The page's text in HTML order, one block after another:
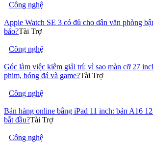
Công nghệ
Apple Watch SE 3 có đủ cho dân văn phòng
báo?Tài Trợ
Công nghệ
Góc làm việc kiêm giải trí: vì sao màn cỡ 27
phim, bóng đá và game?Tài Trợ
Công nghệ
Bán hàng online bằng iPad 11 inch: bản A16
bắt đầu?Tài Trợ
Công nghệ